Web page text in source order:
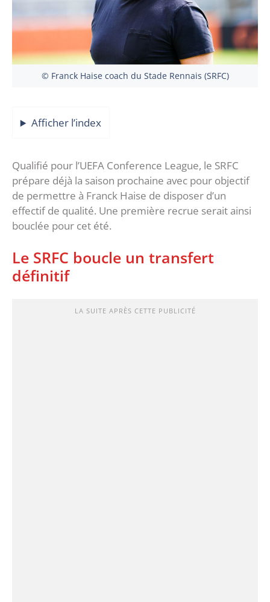
© Franck Haise coach du Stade Rennais (SRFC)
Afficher l’index
Qualifié pour l’UEFA Conference League, le SRFC
prépare déjà la saison prochaine avec pour objectif
de permettre à Franck Haise de disposer d’un
effectif de qualité. Une première recrue serait ainsi
bouclée pour cet été.
Le SRFC boucle un transfert
définitif
LA SUITE APRÈS CETTE PUBLICITÉ